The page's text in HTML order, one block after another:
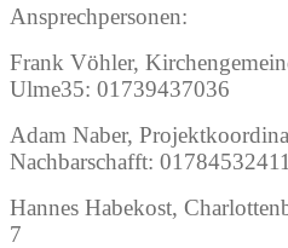
Ansprechpersonen:
Frank Vöhler,
Ulme35: 01739437036
Adam Naber,
Nachbarschafft: 01784532411
Hannes Habekost,
7